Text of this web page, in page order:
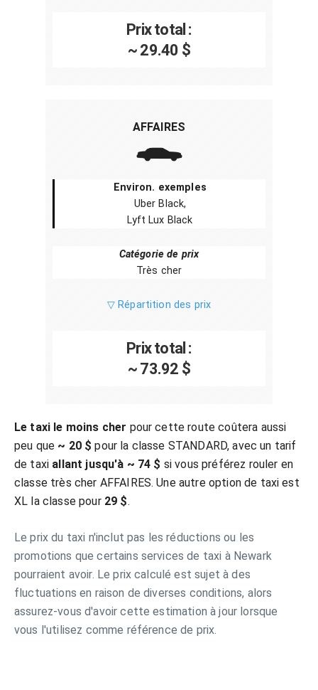
Prix total :
~ 29.40 $
AFFAIRES
Environ. exemples
Uber Black,
Lyft Lux Black
Catégorie de prix
Très cher
▽ Répartition des prix
Prix total :
~ 73.92 $
Le taxi le moins cher pour cette route coûtera aussi
peu que ~ 20 $ pour la classe STANDARD, avec un tarif
de taxi allant jusqu'à ~ 74 $ si vous préférez rouler en
classe très cher AFFAIRES. Une autre option de taxi est
XL la classe pour 29 $.
Le prix du taxi n'inclut pas les réductions ou les
promotions que certains services de taxi à Newark
pourraient avoir. Le prix calculé est sujet à des
fluctuations en raison de diverses conditions, alors
assurez-vous d'avoir cette estimation à jour lorsque
vous l'utilisez comme référence de prix.